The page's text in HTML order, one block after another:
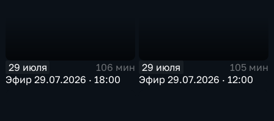
29 июля
106 мин
Эфир 29.07.2026 · 18:00
29 июля
105 мин
Эфир 29.07.2026 · 12:00